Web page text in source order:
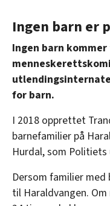
Ingen barn er
Ingen barn
for barn.
I 2018 opprettet
barnefamilier på
Hurdal, som
Dersom familier
til Haraldvangen.